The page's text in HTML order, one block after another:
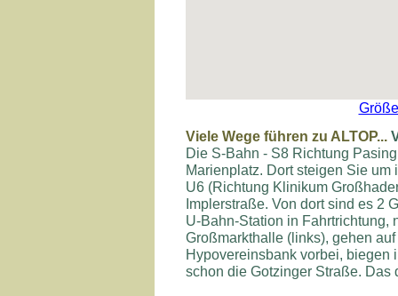
Viele Wege führen zu ALTOP...
Die S-Bahn - S8 Richtung
Marienplatz. Dort steigen Sie
U6 (Richtung Klinikum
Implerstraße. Von dort sind es 2
U-Bahn-Station in Fahrtrichtung,
Großmarkthalle (links), gehen
Hypovereinsbank vorbei, biegen
schon die Gotzinger Straße. Das